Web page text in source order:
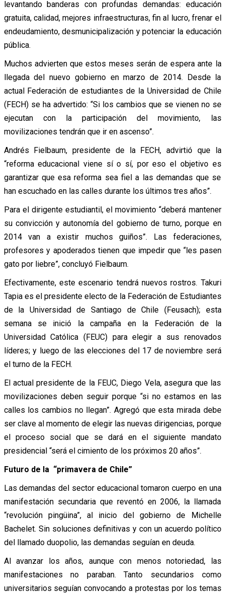
levantando banderas con profundas demandas: educación
gratuita, calidad, mejores infraestructuras, fin al lucro, frenar el
endeudamiento, desmunicipalización y potenciar la educación
pública.
Muchos advierten que estos meses serán de espera ante la
llegada del nuevo gobierno en marzo de 2014. Desde la
actual Federación de estudiantes de la Universidad de Chile
(FECH) se ha advertido: “Si los cambios que se vienen no se
ejecutan con la participación del movimiento, las
movilizaciones tendrán que ir en ascenso”.
Andrés Fielbaum, presidente de la FECH, advirtió que la
“reforma educacional viene sí o sí, por eso el objetivo es
garantizar que esa reforma sea fiel a las demandas que se
han escuchado en las calles durante los últimos tres años”.
Para el dirigente estudiantil, el movimiento “deberá mantener
su convicción y autonomía del gobierno de turno, porque en
2014 van a existir muchos guiños”. Las federaciones,
profesores y apoderados tienen que impedir que “les pasen
gato por liebre”, concluyó Fielbaum.
Efectivamente, este escenario tendrá nuevos rostros. Takuri
Tapia es el presidente electo de la Federación de Estudiantes
de la Universidad de Santiago de Chile (Feusach); esta
semana se inició la campaña en la Federación de la
Universidad Católica (FEUC) para elegir a sus renovados
líderes; y luego de las elecciones del 17 de noviembre será
el turno de la FECH.
El actual presidente de la FEUC, Diego Vela, asegura que las
movilizaciones deben seguir porque “si no estamos en las
calles los cambios no llegan”. Agregó que esta mirada debe
ser clave al momento de elegir las nuevas dirigencias, porque
el proceso social que se dará en el siguiente mandato
presidencial “será el cimiento de los próximos 20 años”.
Futuro de la “primavera de Chile”
Las demandas del sector educacional tomaron cuerpo en una
manifestación secundaria que reventó en 2006, la llamada
“revolución pingüina”, al inicio del gobierno de Michelle
Bachelet. Sin soluciones definitivas y con un acuerdo político
del llamado duopolio, las demandas seguían en deuda.
Al avanzar los años, aunque con menos notoriedad, las
manifestaciones no paraban. Tanto secundarios como
universitarios seguían convocando a protestas por los temas